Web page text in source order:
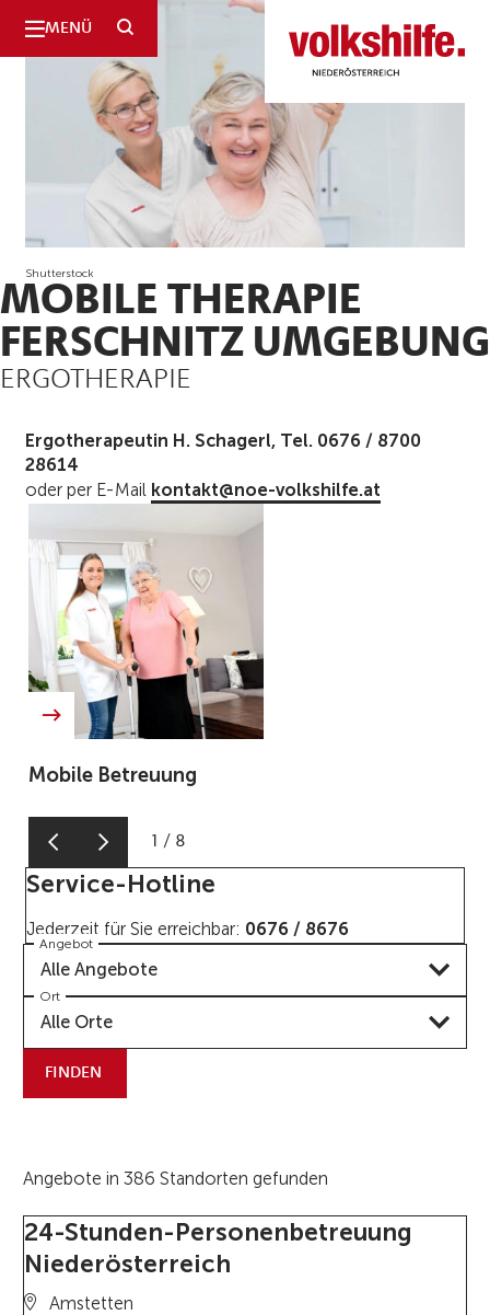
MENÜ SUCHE Niederösterreich
Shutterstock
MOBILE THERAPIE
FERSCHNITZ UMGEBUNG
ERGOTHERAPIE
Ergotherapeutin H. Schagerl, Tel. 0676 / 8700
28614
oder per E-Mail kontakt@noe-volkshilfe.at
Mobile Betreuung
1 / 8
Service-Hotline
Jederzeit für Sie erreichbar: 0676 / 8676
Angebot
Alle Angebote
Ort
Alle Orte
FINDEN
Angebote in 386 Standorten gefunden
24-Stunden-Personenbetreuung
Niederösterreich
Amstetten